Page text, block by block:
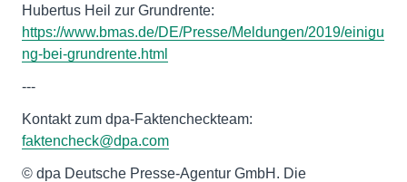
Hubertus Heil zur Grundrente:
https://www.bmas.de/DE/Presse/Meldungen/2019/einigu
ng-bei-grundrente.html
---
Kontakt zum dpa-Faktencheckteam:
faktencheck@dpa.com
© dpa Deutsche Presse-Agentur GmbH. Die